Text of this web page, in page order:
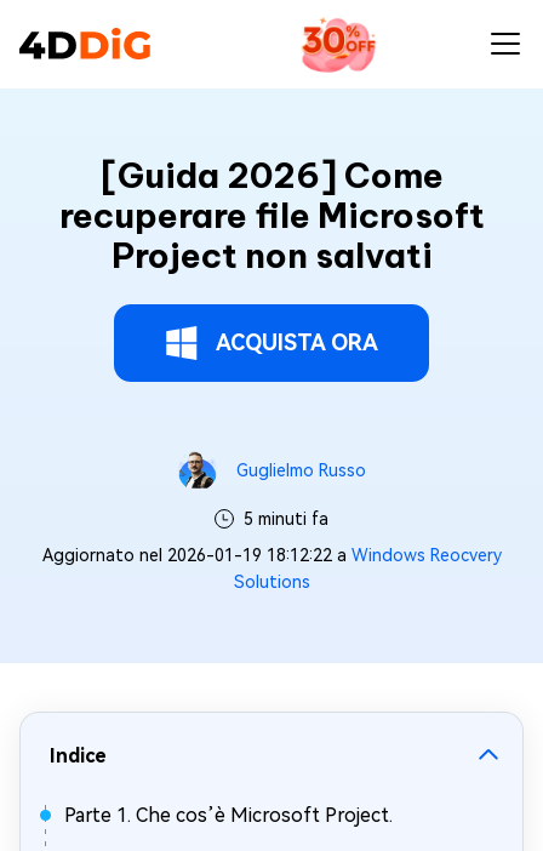
[Guida 2026] Come
recuperare file Microsoft
Project non salvati
ACQUISTA ORA
Guglielmo Russo
5 minuti fa
Aggiornato nel 2026-01-19 18:12:22 a Windows Reocvery
Solutions
Indice
Parte 1. Che cos’è Microsoft Project.